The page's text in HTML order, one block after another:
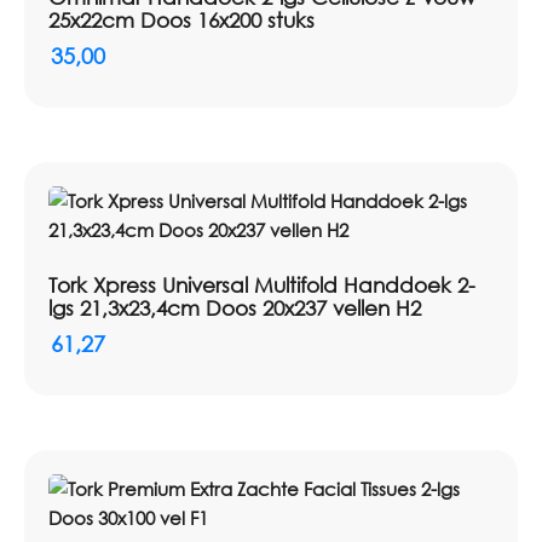
25x22cm Doos 16x200 stuks
35,00
Tork Xpress Universal Multifold Handdoek 2-
lgs 21,3x23,4cm Doos 20x237 vellen H2
61,27